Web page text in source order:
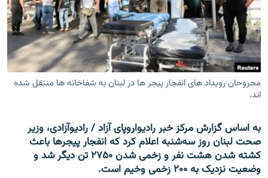
تماس
صفحه پشتو
Azadi English
به ما بپیوندید
همۀ سایت‌های رادیو آزادی/ رادیو اروپای آزاد
مجروحان رویداد های انفجار پیجر ها در لبنان به شفاخانه ها منتقل شده
اند.
به اساس گزارش مرکز خبر رادیواروپای آزاد / رادیوآزادی، وزیر
صحت لبنان روز سه‌شنبه اعلام کرد که انفجار پیجرها باعث
کشته شدن هشت نفر و زخمی شدن ۲۷۵۰ تن دیگر شد و
وضعیت نزدیک به ۲۰۰ زخمی وخیم است.